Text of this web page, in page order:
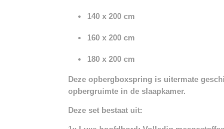
140 x 200 cm
160 x 200 cm
180 x 200 cm
Deze opbergboxspring is uitermate
opbergruimte in de slaapkamer.
Deze set bestaat uit: